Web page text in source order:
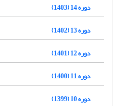
دوره 14 (1403)
دوره 13 (1402)
دوره 12 (1401)
دوره 11 (1400)
دوره 10 (1399)